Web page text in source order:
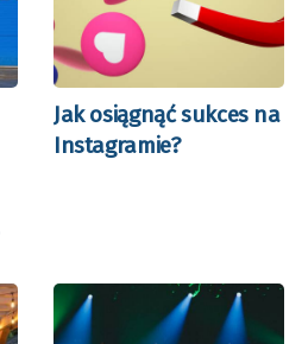
Jak osiągnąć sukces na
Instagramie?